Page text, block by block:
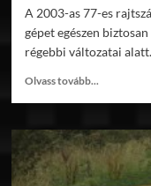
A 2003-as 77-es
gépet egészen
régebbi változatai
Olvass tovább...
AC
2003
Impreza